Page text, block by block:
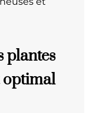
plantes
optimal